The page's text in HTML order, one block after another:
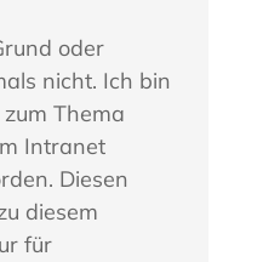
oder
nicht. Ich bin
Thema
Intranet
Diesen
diesem
für